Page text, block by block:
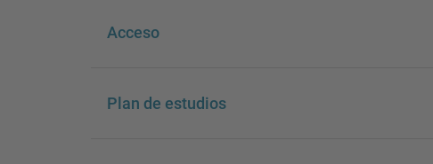
Acceso
Plan de estudios